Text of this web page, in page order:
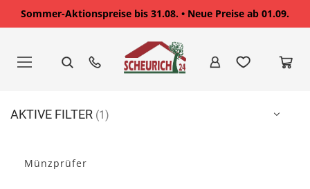
Sommer-Aktionspreise bis 31.08. • Neue Preise ab 01.09.
springen
Münzprüfer
AKTIVE FILTER